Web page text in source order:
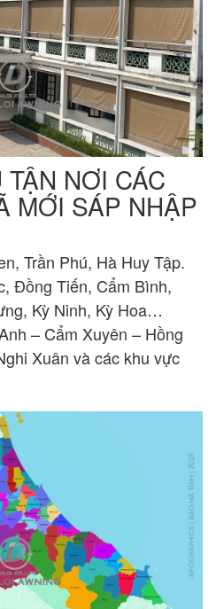
NƠI CÁC
MỚI SÁP NHẬP
Trần Phú, Hà Huy Tập.
Đồng Tiến, Cẩm Bình,
Kỳ Ninh, Kỳ Hoa…
– Cẩm Xuyên – Hồng
Xuân và các khu vực